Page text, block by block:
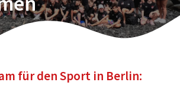
für den Sport in Berlin: